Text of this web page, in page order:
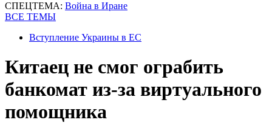
СПЕЦТЕМА: Война в Иране
ВСЕ ТЕМЫ
Вступление Украины в ЕС
Китаец не смог ограбить
банкомат из-за виртуального
помощника